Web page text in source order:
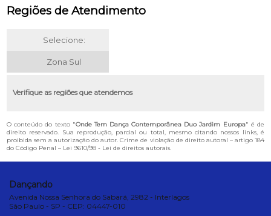
Regiões de Atendimento
Selecione:
Zona Sul
Verifique as regiões que atendemos
O conteúdo do texto "Onde Tem Dança Contemporânea Duo Jardim Europa" é de
direito reservado. Sua reprodução, parcial ou total, mesmo citando nossos links, é
proibida sem a autorização do autor. Crime de violação de direito autoral – artigo 184
do Código Penal – Lei 9610/98 - Lei de direitos autorais.
Dançando
Avenida Nossa Senhora do Sabará, 2982 - Interlagos
São Paulo - SP - CEP: 04447-010